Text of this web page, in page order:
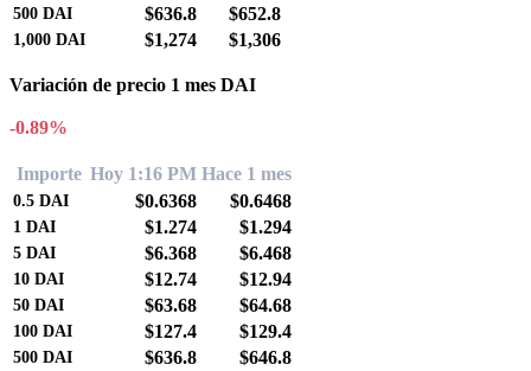
500 DAI $636.8 $652.8
1,000 DAI $1,274 $1,306
Variación de precio 1 mes DAI
-0.89%
Importe Hoy 1:16 PM Hace 1 mes
0.5 DAI $0.6368 $0.6468
1 DAI $1.274 $1.294
5 DAI $6.368 $6.468
10 DAI $12.74 $12.94
50 DAI $63.68 $64.68
100 DAI $127.4 $129.4
500 DAI $636.8 $646.8